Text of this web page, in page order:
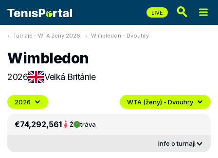
Turnaje - WTA ženy 2026 Wimbledon - Dvouhry
Wimbledon
2026 Velká Británie
2026 WTA (ženy) - Dvouhry
€74,292,561 Ž tráva
Info o turnaji